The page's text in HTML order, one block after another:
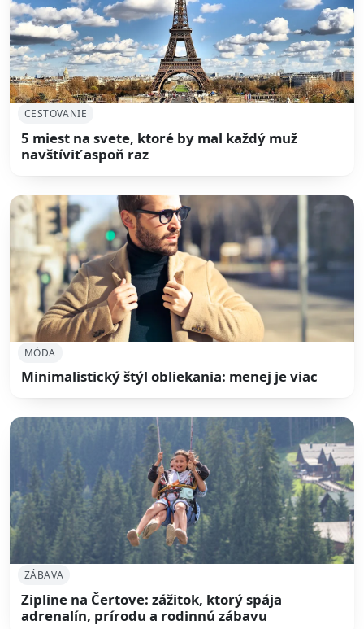
CESTOVANIE
5 miest na svete, ktoré by mal každý muž
navštíviť aspoň raz
MÓDA
Minimalistický štýl obliekania: menej je viac
ZÁBAVA
Zipline na Čertove: zážitok, ktorý spája
adrenalín, prírodu a rodinnú zábavu